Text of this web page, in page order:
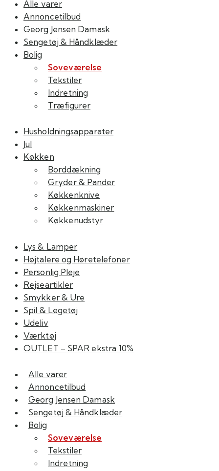
varianter.
Mulighederne
vælges
varesiden
Alle varer
Annoncetilbud
Georg Jensen Damask
Sengetøj & Håndklæder
Bolig
Soveværelse
Tekstiler
Indretning
Træfigurer
Husholdningsapparater
Jul
Køkken
Borddækning
Gryder & Pander
Køkkenknive
Køkkenmaskiner
Køkkenudstyr
Lys & Lamper
Højtalere og Høretelefoner
Personlig Pleje
Rejseartikler
Smykker & Ure
Spil & Legetøj
Udeliv
Værktøj
OUTLET – SPAR ekstra 10%
Alle varer
Annoncetilbud
Georg Jensen Damask
Sengetøj & Håndklæder
Bolig
Soveværelse
Tekstiler
Indretning